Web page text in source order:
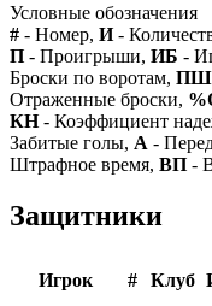
Условные обозначения
# - Номер, И-
П - Проигрыши, ИБ -
Броски по воротам, ПШ
Отраженные броски,
КН- Коэффициент
Забитые голы, А -
Штрафное время, ВП -
Защитники
Игрок # Клуб